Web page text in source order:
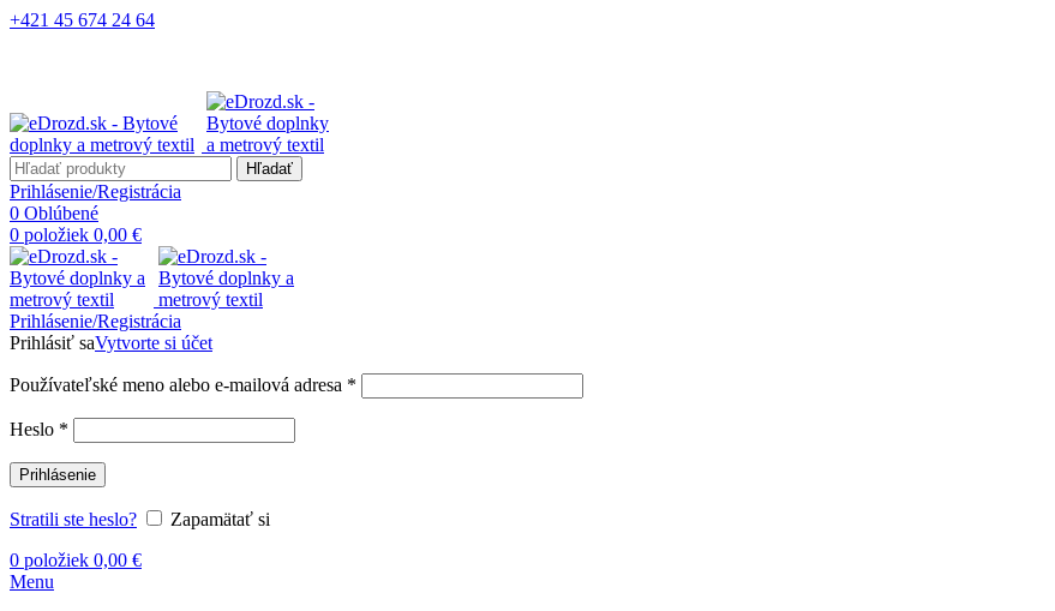
+421 45 674 24 64
Hľadať
Prihlásenie/Registrácia
0 Oblúbené
0 položiek 0,00 €
Prihlásenie/Registrácia
Prihlásiť saVytvorte si účet
Používateľské meno alebo e-mailová adresa *
Heslo *
Prihlásenie
Stratili ste heslo?
Zapamätať si
0 položiek 0,00 €
Menu